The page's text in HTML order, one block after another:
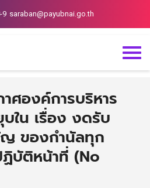
9 saraban@payubnai.go.th
ศองค์การบริหาร
ใน เรื่อง งดรับ
ของกำนัลทุก
บัติหน้าที่ (No